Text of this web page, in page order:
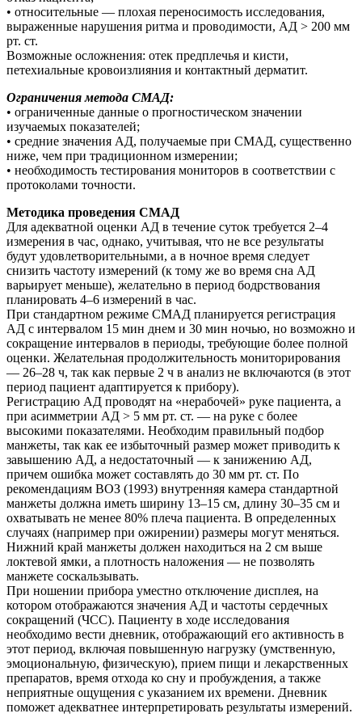
• относительные — плохая переносимость исследования,
выраженные нарушения ритма и проводимости, АД > 200 мм
рт. ст.
Возможные осложнения: отек предплечья и кисти,
петехиальные кровоизлияния и контактный дерматит.
Ограничения метода СМАД:
• ограниченные данные о прогностическом значении
изучаемых показателей;
• средние значения АД, получаемые при СМАД, существенно
ниже, чем при традиционном измерении;
• необходимость тестирования мониторов в соответствии с
протоколами точности.
Методика проведения СМАД
Для адекватной оценки АД в течение суток требуется 2–4
измерения в час, однако, учитывая, что не все результаты
будут удовлетворительными, а в ночное время следует
снизить частоту измерений (к тому же во время сна АД
варьирует меньше), желательно в период бодрствования
планировать 4–6 измерений в час.
При стандартном режиме СМАД планируется регистрация
АД с интервалом 15 мин днем и 30 мин ночью, но возможно и
сокращение интервалов в периоды, требующие более полной
оценки. Желательная продолжительность мониторирования
— 26–28 ч, так как первые 2 ч в анализ не включаются (в этот
период пациент адаптируется к прибору).
Регистрацию АД проводят на «нерабочей» руке пациента, а
при асимметрии АД > 5 мм рт. ст. — на руке с более
высокими показателями. Необходим правильный подбор
манжеты, так как ее избыточный размер может приводить к
завышению АД, а недостаточный — к занижению АД,
причем ошибка может составлять до 30 мм рт. ст. По
рекомендациям ВОЗ (1993) внутренняя камера стандартной
манжеты должна иметь ширину 13–15 см, длину 30–35 см и
охватывать не менее 80% плеча пациента. В определенных
случаях (например при ожирении) размеры могут меняться.
Нижний край манжеты должен находиться на 2 см выше
локтевой ямки, а плотность наложения — не позволять
манжете соскальзывать.
При ношении прибора уместно отключение дисплея, на
котором отображаются значения АД и частоты сердечных
сокращений (ЧСС). Пациенту в ходе исследования
необходимо вести дневник, отображающий его активность в
этот период, включая повышенную нагрузку (умственную,
эмоциональную, физическую), прием пищи и лекарственных
препаратов, время отхода ко сну и пробуждения, а также
неприятные ощущения с указанием их времени. Дневник
поможет адекватнее интерпретировать результаты измерений.